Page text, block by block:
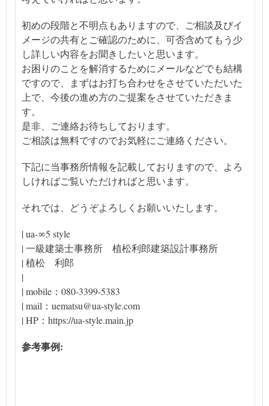
初めの段階と不明点もありますので、ご相談及びイ
メージの共有とご確認のために、可否含めてもう少
し詳しい内容をお聞きしたいと思います。
お困りのことを解消するためにメールなどでも結構
ですので、まずはお打ち合わせをさせていただいた
上で、今後の進め方のご提案をさせていただきま
す。
是非、ご連絡お待ちしております。
ご相談は無料ですのでお気軽にご連絡ください。
下記に当事務所情報を記載しておりますので、よろ
しければご覧いただければと思います。
それでは、どうぞよろしくお願いいたします。
| ua-∞5 style
| 一級建築士事務所 植松利郎建築設計事務所
| 植松 利郎
|
| mobile：080-3399-5383
| mail：uematsu@ua-style.com
| HP：https://ua-style.main.jp
参考事例: